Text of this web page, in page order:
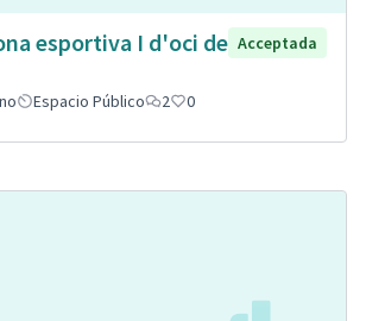
esportiva I d'oci de Acceptada
Espacio Público 2 0